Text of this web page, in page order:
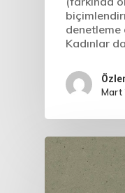
denetleme
Kadınlar
Mart